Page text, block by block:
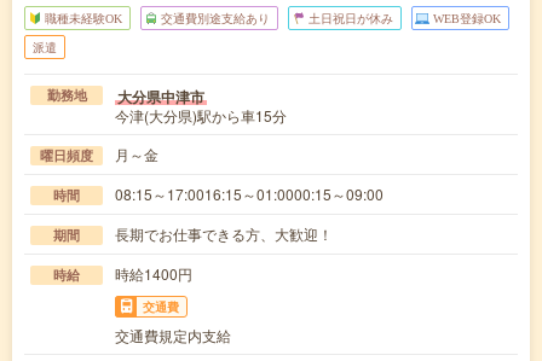
職種未経験OK 交通費別途支給あり 土日祝日が休み WEB登録OK
派遣
勤務地 大分県中津市
今津(大分県)駅から車15分
曜日頻度 月～金
時間 08:15～17:0016:15～01:0000:15～09:00
期間 長期でお仕事できる方、大歓迎！
時給 時給1400円
交通費
交通費規定内支給